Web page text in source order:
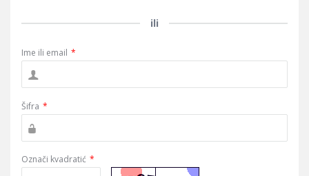
ili
Ime ili email *
Šifra *
Označi kvadratić *